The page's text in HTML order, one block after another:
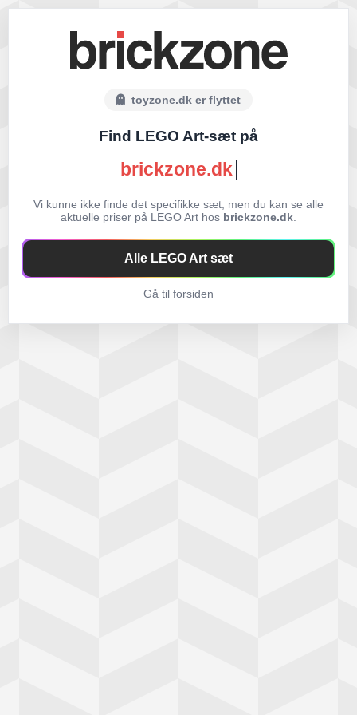
toyzone.dk er flyttet
Find LEGO Art-sæt på
brickzone.dk
Vi kunne ikke finde det specifikke sæt, men du kan se alle
aktuelle priser på LEGO Art hos brickzone.dk
Alle LEGO Art sæt
Gå til forsiden